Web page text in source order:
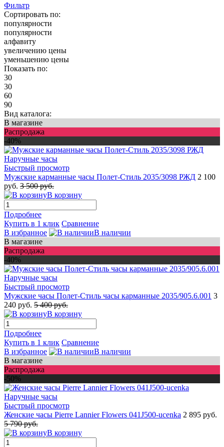
Фильтр
Сортировать по:
популярности
популярности
алфавиту
увеличению цены
уменьшению цены
Показать по:
30
30
60
90
Вид каталога:
В магазине
Распродажа
-40%
Быстрый просмотр
Мужские карманные часы Полет-Стиль 2035/3098 РЖД 2 100
руб. 3 500 руб.
В корзину
Подробнее
Купить в 1 клик Сравнение
В избранное
В наличии
В магазине
Распродажа
-40%
Быстрый просмотр
Мужские часы Полет-Стиль часы карманные 2035/905.6.001 3
240 руб. 5 400 руб.
В корзину
Подробнее
Купить в 1 клик Сравнение
В избранное
В наличии
В магазине
Распродажа
-50%
Быстрый просмотр
Женские часы Pierre Lannier Flowers 041J500-ucenka 2 895 руб.
5 790 руб.
В корзину